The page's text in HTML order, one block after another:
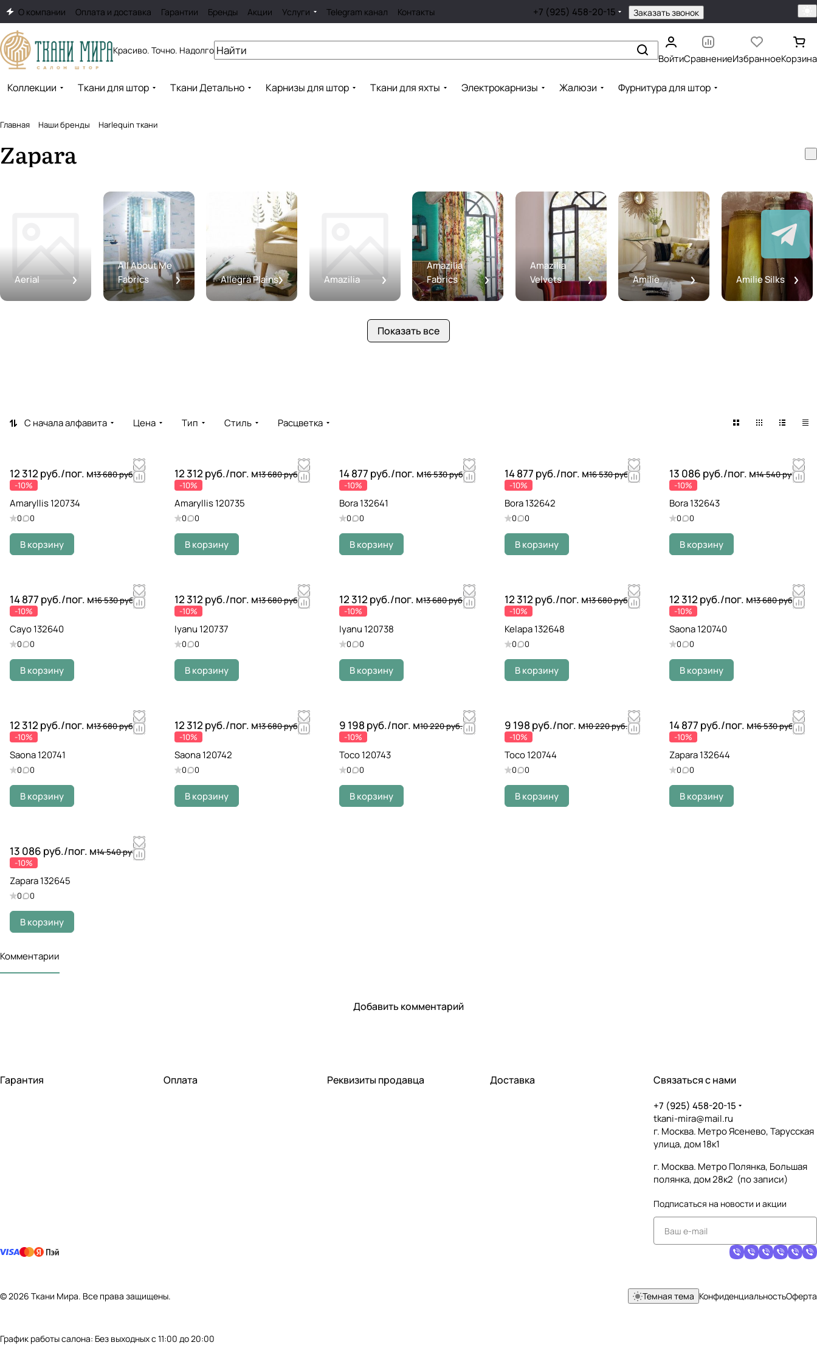
О компании Оплата и доставка Гарантии Бренды Акции Услуги Telegram канал Контакты +7 (925) 458-20-15 Заказать звонок
Красиво. Точно. Надолго
ВойтиСравнениеИзбранноеКорзина
Коллекции Ткани для штор Ткани Детально Карнизы для штор Ткани для яхты Электрокарнизы Жалюзи Фурнитура для штор
Главная Наши бренды Harlequin ткани
Zapara
Aerial
All About Me
Fabrics
Allegra Plains Amazilia
Amazilia
Fabrics
Amazilia
Velvets
Amilie Amilie Silks
Показать все
С начала алфавита Цена Тип Стиль Расцветка
12 312 руб./пог. м13 680 руб.
-10%
Amaryllis 120734
0 0
В корзину
12 312 руб./пог. м13 680 руб.
-10%
Amaryllis 120735
0 0
В корзину
14 877 руб./пог. м16 530 руб.
-10%
Bora 132641
0 0
В корзину
14 877 руб./пог. м16 530 руб.
-10%
Bora 132642
0 0
В корзину
13 086 руб./пог. м14 540 руб.
-10%
Bora 132643
0 0
В корзину
14 877 руб./пог. м16 530 руб.
-10%
Cayo 132640
0 0
В корзину
12 312 руб./пог. м13 680 руб.
-10%
Iyanu 120737
0 0
В корзину
12 312 руб./пог. м13 680 руб.
-10%
Iyanu 120738
0 0
В корзину
12 312 руб./пог. м13 680 руб.
-10%
Kelapa 132648
0 0
В корзину
12 312 руб./пог. м13 680 руб.
-10%
Saona 120740
0 0
В корзину
12 312 руб./пог. м13 680 руб.
-10%
Saona 120741
0 0
В корзину
12 312 руб./пог. м13 680 руб.
-10%
Saona 120742
0 0
В корзину
9 198 руб./пог. м10 220 руб.
-10%
Toco 120743
0 0
В корзину
9 198 руб./пог. м10 220 руб.
-10%
Toco 120744
0 0
В корзину
14 877 руб./пог. м16 530 руб.
-10%
Zapara 132644
0 0
В корзину
13 086 руб./пог. м14 540 руб.
-10%
Zapara 132645
0 0
В корзину
Комментарии
Добавить комментарий
Гарантия Оплата Реквизиты продавца Доставка Связаться с нами
+7 (925) 458-20-15
tkani-mira@mail.ru
г. Москва. Метро Ясенево, Тарусская
улица, дом 18к1
г. Москва. Метро Полянка, Большая
полянка, дом 28к2 (по записи)
Подписаться на новости и акции
© 2026 Ткани Мира. Все права защищены. Темная тема КонфиденциальностьОферта
График работы салона: Без выходных с 11:00 до 20:00